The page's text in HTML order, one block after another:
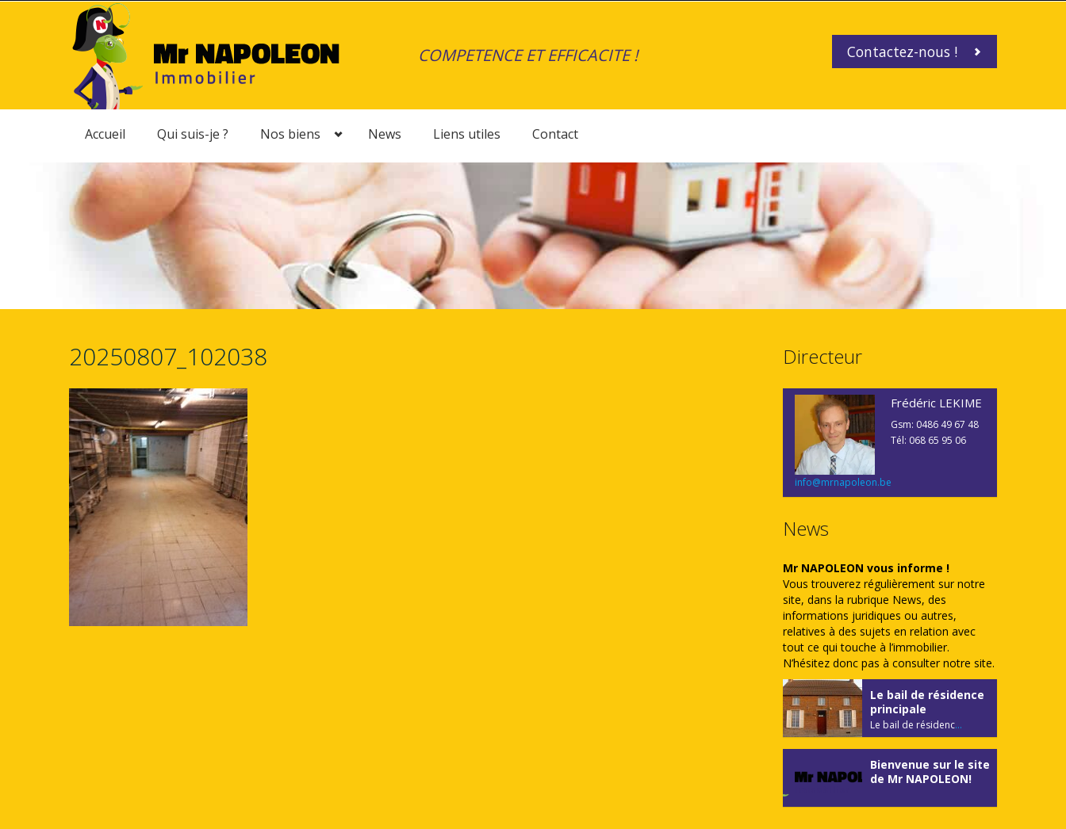
COMPETENCE ET EFFICACITE ! Contactez-nous !
Accueil Qui suis-je ? Nos biens News Liens utiles Contact
20250807_102038 Directeur
Frédéric LEKIME
Gsm: 0486 49 67 48
Tél: 068 65 95 06
info@mrnapoleon.be
News
Mr NAPOLEON vous informe !
Vous trouverez régulièrement sur notre
site, dans la rubrique News, des
informations juridiques ou autres,
relatives à des sujets en relation avec
tout ce qui touche à l’immobilier.
N’hésitez donc pas à consulter notre site.
Le bail de résidence
principale
Le bail de résidenc...
Bienvenue sur le site
de Mr NAPOLEON!